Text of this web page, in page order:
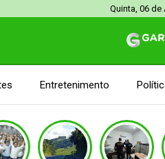
Quinta, 06
Entretenimento